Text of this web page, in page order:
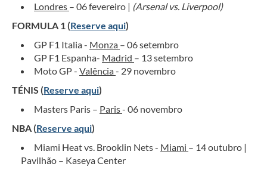
Londres – 06 fevereiro | (Arsenal vs. Liverpool)
FORMULA 1 (Reserve aqui)
GP F1 Italia - Monza – 06 setembro
GP F1 Espanha- Madrid – 13 setembro
Moto GP - Valência- 29 novembro
TÉNIS (Reserve aqui)
Masters Paris – Paris- 06 novembro
NBA (Reserve aqui)
Miami Heat vs. Brooklin Nets - Miami – 14 outubro |
Pavilhão – Kaseya Center